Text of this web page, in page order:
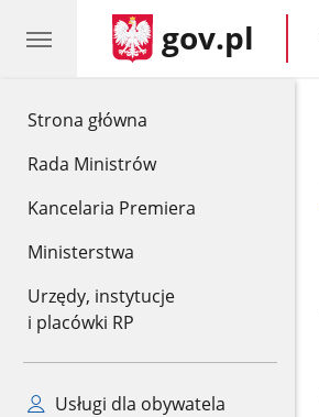
Strona główna
Rada Ministrów
Kancelaria Premiera
Ministerstwa
Urzędy, instytucje
i placówki RP
Usługi dla obywatela
gov.pl